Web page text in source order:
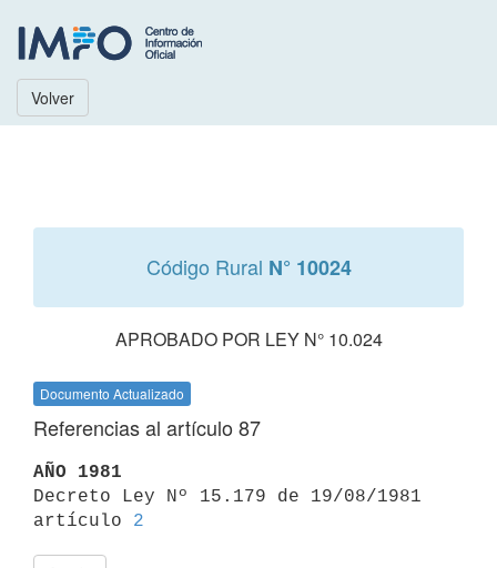
Volver
Código Rural N° 10024
APROBADO POR LEY N° 10.024
Documento Actualizado
Referencias al artículo 87
AÑO 1981
Decreto Ley Nº 15.179 de 19/08/1981
artículo 2